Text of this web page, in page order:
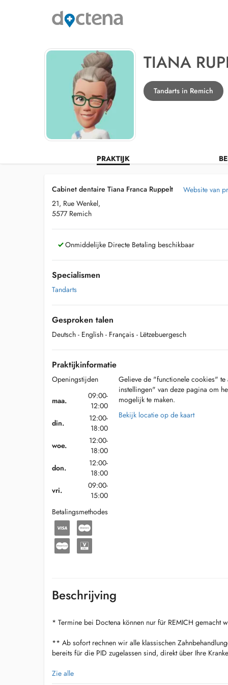
TIANA
Tandarts in Remich
PRAKTIJK
Cabinet dentaire Tiana Franca Ruppelt
21, Rue Wenkel,
5577 Remich
Website van
Onmiddelijke Directe Betaling beschikbaar
Specialismen
Tandarts
Gesproken talen
Deutsch - English - Français - Lëtzebuergesch
Praktijkinformatie
Openingstijden
maa.
09:00-
12:00
din.
12:00-
18:00
woe.
12:00-
18:00
don.
12:00-
18:00
vri.
09:00-
15:00
Betalingsmethodes
Gelieve de "functionele cookies"
instellingen" van deze pagina om
mogelijk te maken.
Bekijk locatie op de kaart
Beschrijving
* Termine bei Doctena können nur für REMICH gemacht
** Ab sofort rechnen wir alle klassischen
bereits für die PID zugelassen sind, direkt über Ihre
Webseite / Site du Cabinet: www.zahnärztin-
Zie alle